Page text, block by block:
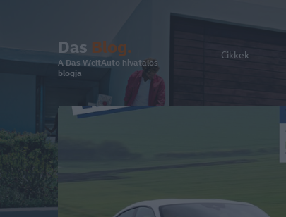
Das Blog.
A Das WeltAuto hivatalos
blogja
Cikkek